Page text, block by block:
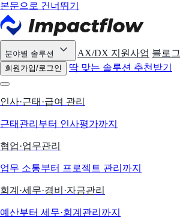
본문으로 건너뛰기
분야별 솔루션 AX/DX 지원사업 블로그
회원가입/로그인 딱 맞는 솔루션 추천받기
인사·근태·급여 관리
근태관리부터 인사평가까지
협업·업무관리
업무 소통부터 프로젝트 관리까지
회계·세무·경비·자금관리
예산부터 세무·회계관리까지